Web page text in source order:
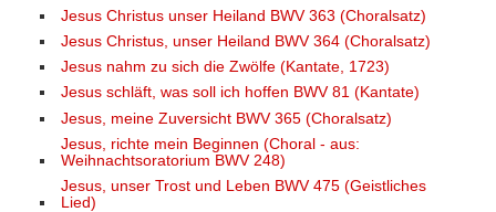
Jesus Christus unser Heiland BWV 363 (Choralsatz)
Jesus Christus, unser Heiland BWV 364 (Choralsatz)
Jesus nahm zu sich die Zwölfe (Kantate, 1723)
Jesus schläft, was soll ich hoffen BWV 81 (Kantate)
Jesus, meine Zuversicht BWV 365 (Choralsatz)
Jesus, richte mein Beginnen (Choral - aus:
Weihnachtsoratorium BWV 248)
Jesus, unser Trost und Leben BWV 475 (Geistliches
Lied)